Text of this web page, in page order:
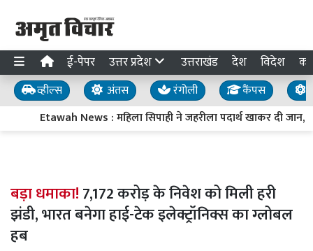
ई-पेपर उत्तर प्रदेश उत्तराखंड देश विदेश
व्हील्स अंतस रंगोली कैंपस
Etawah News : महिला सिपाही ने जहरीला पदार्थ खाकर दी जान,
बड़ा धमाका!7,172 करोड़ के निवेश को मिली हरी
झंडी, भारत बनेगा हाई-टेक इलेक्ट्रॉनिक्स का ग्लोबल
हब